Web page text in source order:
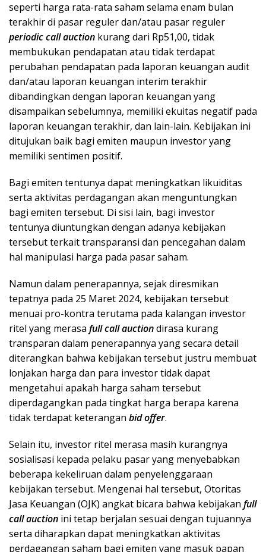
seperti harga rata-rata saham selama enam bulan
terakhir di pasar reguler dan/atau pasar reguler
periodic call auction kurang dari Rp51,00, tidak
membukukan pendapatan atau tidak terdapat
perubahan pendapatan pada laporan keuangan audit
dan/atau laporan keuangan interim terakhir
dibandingkan dengan laporan keuangan yang
disampaikan sebelumnya, memiliki ekuitas negatif pada
laporan keuangan terakhir, dan lain-lain. Kebijakan ini
ditujukan baik bagi emiten maupun investor yang
memiliki sentimen positif.
Bagi emiten tentunya dapat meningkatkan likuiditas
serta aktivitas perdagangan akan menguntungkan
bagi emiten tersebut. Di sisi lain, bagi investor
tentunya diuntungkan dengan adanya kebijakan
tersebut terkait transparansi dan pencegahan dalam
hal manipulasi harga pada pasar saham.
Namun dalam penerapannya, sejak diresmikan
tepatnya pada 25 Maret 2024, kebijakan tersebut
menuai pro-kontra terutama pada kalangan investor
ritel yang merasa full call auctiondirasa kurang
transparan dalam penerapannya yang secara detail
diterangkan bahwa kebijakan tersebut justru membuat
lonjakan harga dan para investor tidak dapat
mengetahui apakah harga saham tersebut
diperdagangkan pada tingkat harga berapa karena
tidak terdapat keterangan bid offer.
Selain itu, investor ritel merasa masih kurangnya
sosialisasi kepada pelaku pasar yang menyebabkan
beberapa kekeliruan dalam penyelenggaraan
kebijakan tersebut. Mengenai hal tersebut, Otoritas
Jasa Keuangan (OJK) angkat bicara bahwa kebijakan full
call auction ini tetap berjalan sesuai dengan tujuannya
serta diharapkan dapat meningkatkan aktivitas
perdagangan saham bagi emiten yang masuk papan